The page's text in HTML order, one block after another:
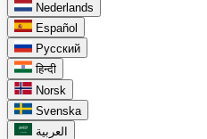
Nederlands
Español
Русский
हिन्दी
Norsk
Svenska
العربية